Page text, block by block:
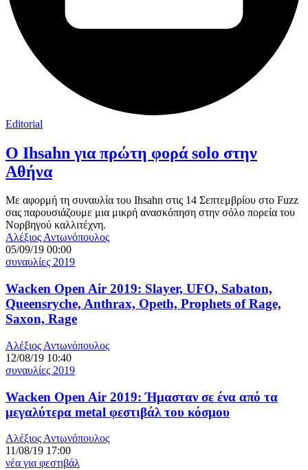
Editorial
Ο Ihsahn για πρώτη φορά solo στην
Αθήνα
Με αφορμή τη συναυλία του Ihsahn στις 14 Σεπτεμβρίου στο Fuzz
σας παρουσιάζουμε μια μικρή ανασκόπηση στην σόλο πορεία του
Νορβηγού καλλιτέχνη.
Αλέξιος Αντωνόπουλος
05/09/19 00:00
συναυλίες 2019
Wacken Open Air 2019: Slayer, UFO, Sabaton,
Queensryche, Anthrax, Opeth, Prophets of Rage,
Saxon, Rage
Αλέξιος Αντωνόπουλος
12/08/19 10:40
συναυλίες 2019
Wacken Open Air 2019: Ήμασταν σε ένα από τα
μεγαλύτερα metal φεστιβάλ του κόσμου
Αλέξιος Αντωνόπουλος
11/08/19 17:00
νέα για φεστιβάλ